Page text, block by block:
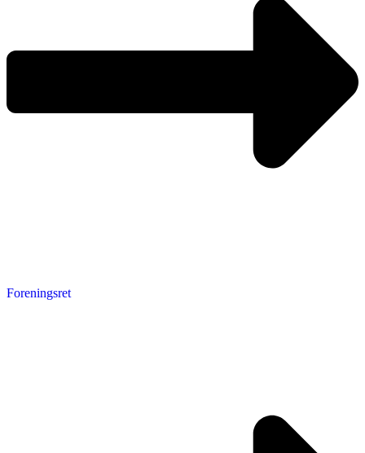
Foreningsret